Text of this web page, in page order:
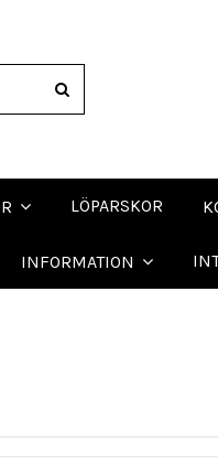
LÖPARSKOR
INFORMATION